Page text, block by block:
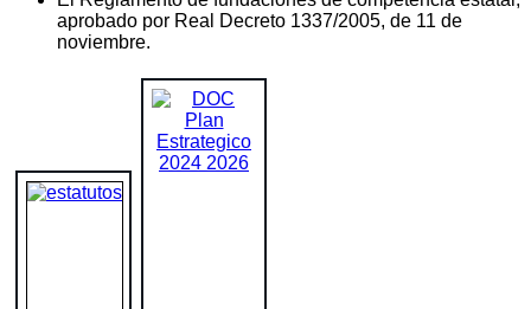
aprobado por Real Decreto 1337/2005, de 11 de
noviembre.